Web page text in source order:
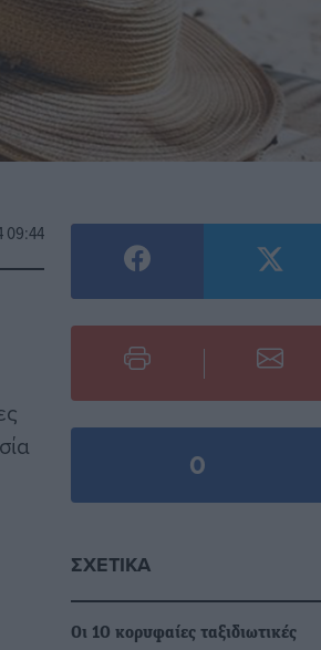
09:44
0
ΣΧΕΤΙΚΆ
Οι 10 κορυφαίες ταξιδιωτικές